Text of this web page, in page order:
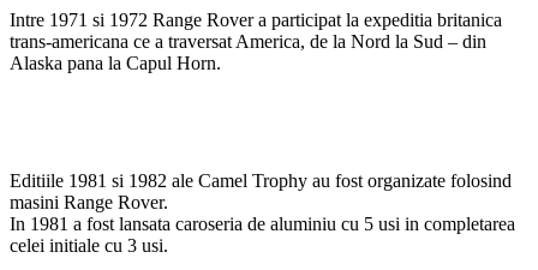
Intre 1971 si 1972 Range Rover a participat la expeditia britanica
trans-americana ce a traversat America, de la Nord la Sud – din
Alaska pana la Capul Horn.
Editiile 1981 si 1982 ale Camel Trophy au fost organizate folosind
masini Range Rover.
In 1981 a fost lansata caroseria de aluminiu cu 5 usi in completarea
celei initiale cu 3 usi.